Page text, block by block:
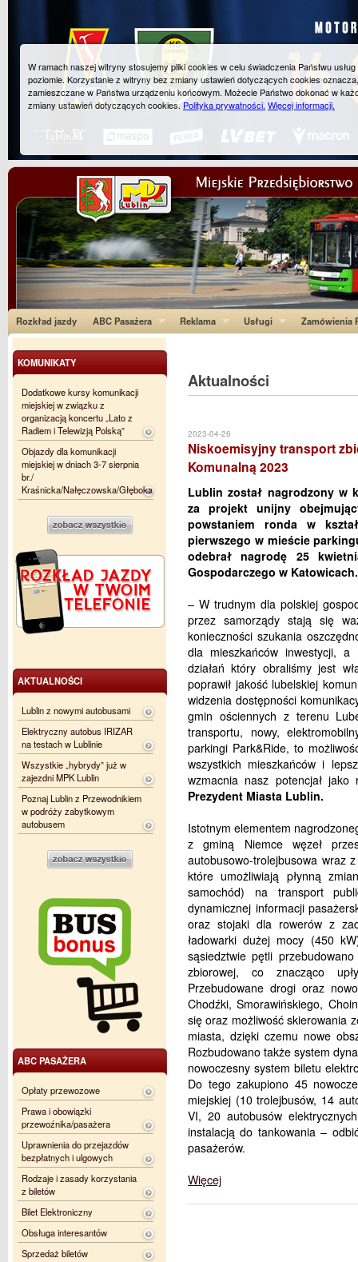
Rozkład jazdy ABC Pasażera Reklama Usługi Zamówienia
Aktualności
2023-04-26
Niskoemisyjny transport
Komunalną 2023
Lublin został nagrodzony w
za projekt unijny
powstaniem ronda w
pierwszego w mieście
odebrał nagrodę 25
Gospodarczego w Katowicach.
– W trudnym dla polskiej
przez samorządy stają się
konieczności szukania
dla mieszkańców inwestycji,
działań który obraliśmy jest
poprawił jakość lubelskiej
widzenia dostępności
gmin ościennych z terenu
transportu, nowy,
parkingi Park&Ride, to
wszystkich mieszkańców i
wzmacnia nasz potencjał
Prezydent Miasta Lublin.
Istotnym elementem
z gminą Niemce węzeł
autobusowo-trolejbusowa wraz
które umożliwiają płynną
samochód) na transport
dynamicznej informacji
oraz stojaki dla rowerów z
ładowarki dużej mocy (450
sąsiedztwie pętli
zbiorowej, co znacząco
Przebudowane drogi oraz
Chodźki, Smorawińskiego,
się oraz możliwość skierowania
miasta, dzięki czemu nowe
Rozbudowano także system
nowoczesny system biletu
Do tego zakupiono 45
miejskiej (10 trolejbusów, 14
VI, 20 autobusów
instalacją do tankowania –
pasażerów.
Więcej
KOMUNIKATY
Dodatkowe kursy komunikacji
miejskiej w związku z
organizacją koncertu „Lato z
Radiem i Telewizją Polską”
Objazdy dla komunikacji
miejskiej w dniach 3-7 sierpnia
br./
Kraśnicka/Nałęczowska/Głęboka
AKTUALNOŚCI
Lublin z nowymi autobusami
Elektryczny autobus IRIZAR
na testach w Lublinie
Wszystkie „hybrydy” już w
zajezdni MPK Lublin
Poznaj Lublin z Przewodnikiem
w podróży zabytkowym
autobusem
ABC PASAŻERA
Opłaty przewozowe
Prawa i obowiązki
przewoźnika/pasażera
Uprawnienia do przejazdów
bezpłatnych i ulgowych
Rodzaje i zasady korzystania
z biletów
Bilet Elektroniczny
Obsługa interesantów
Sprzedaż biletów
W ramach naszej witryny stosujemy pliki cookies w celu świadczenia Państwu
poziomie. Korzystanie z witryny bez zmiany ustawień dotyczących cookies
zamieszczane w Państwa urządzeniu końcowym. Możecie Państwo dokonać w
zmiany ustawień dotyczących cookies.Polityka prywatności. Więcej informacji.